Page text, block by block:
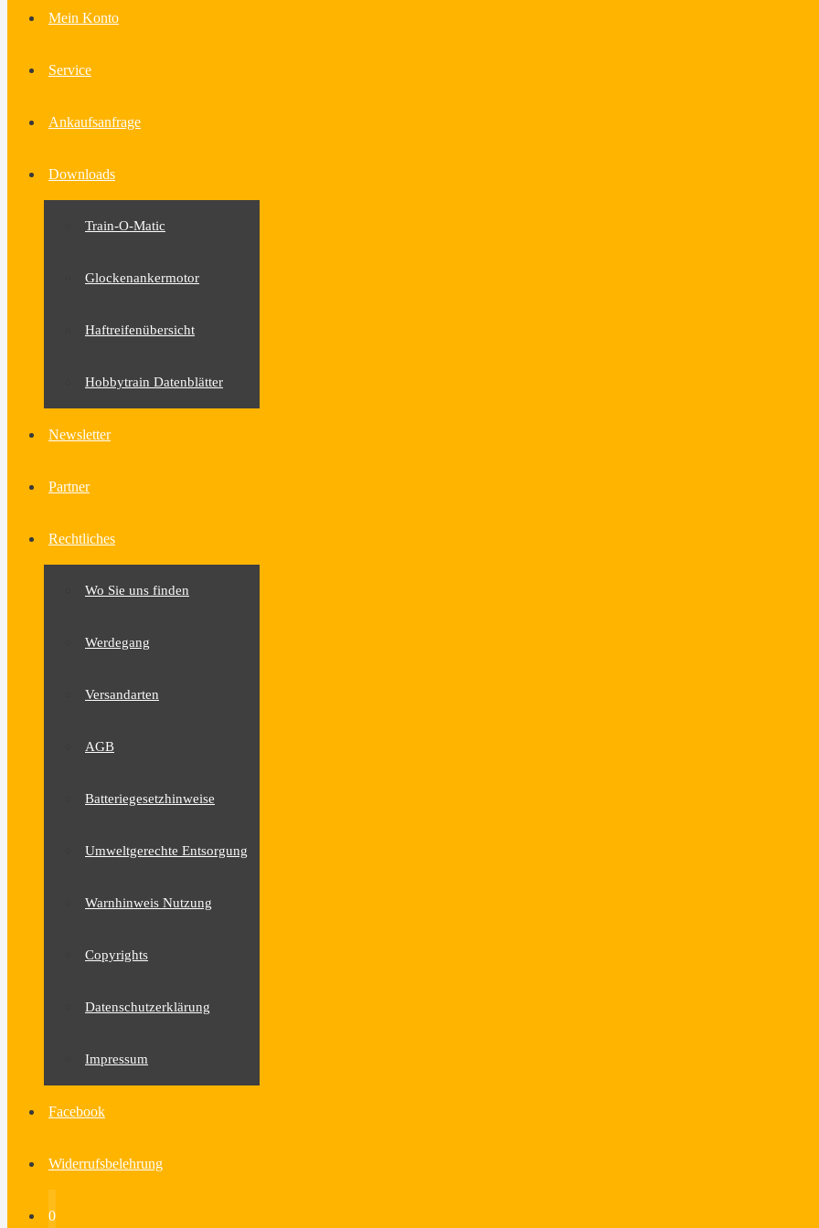
Mein Konto
Service
Ankaufsanfrage
Downloads
Train-O-Matic
Glockenankermotor
Haftreifenübersicht
Hobbytrain Datenblätter
Newsletter
Partner
Rechtliches
Wo Sie uns finden
Werdegang
Versandarten
AGB
Batteriegesetzhinweise
Umweltgerechte Entsorgung
Warnhinweis Nutzung
Copyrights
Datenschutzerklärung
Impressum
Facebook
Widerrufsbelehrung
0